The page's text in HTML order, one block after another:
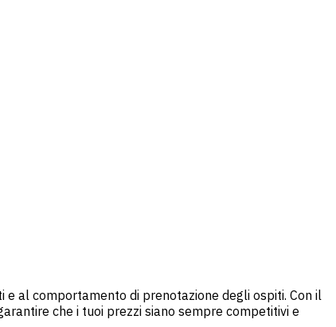
al comportamento di prenotazione degli ospiti. Con il
che i tuoi prezzi siano sempre competitivi e